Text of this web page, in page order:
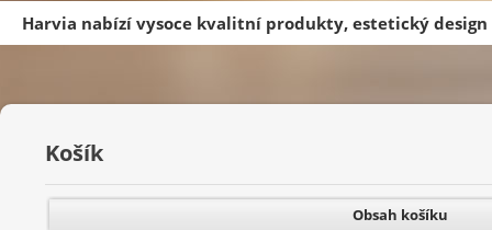
Harvia nabízí vysoce kvalitní produkty, estetický design
Košík
Obsah košíku